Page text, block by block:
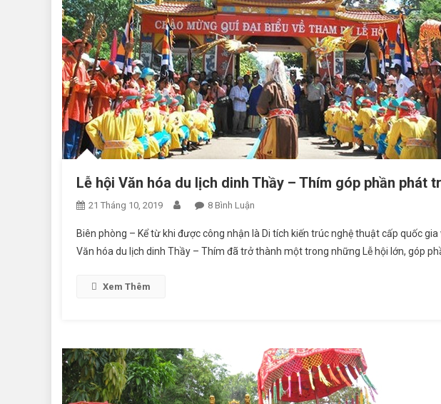
Lễ hội Văn hóa du lịch dinh Thầy – Thím góp phần phát
21 Tháng 10, 2019 8 Bình Luận
Biên phòng – Kể từ khi được công nhận là Di tích kiến trúc nghệ thuật cấp quốc
Văn hóa du lịch dinh Thầy – Thím đã trở thành một trong những Lễ hội lớn, góp
Xem Thêm